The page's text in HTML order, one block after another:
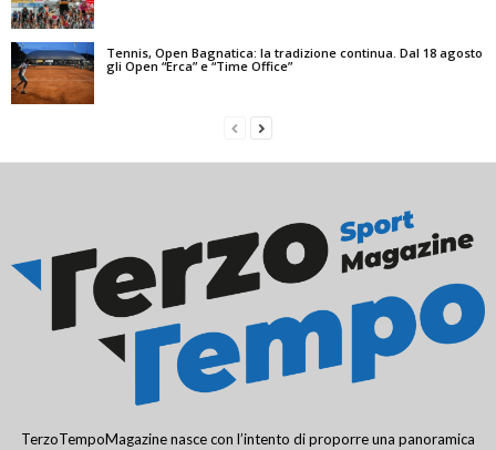
Tennis, Open Bagnatica: la tradizione continua. Dal 18 agosto
gli Open “Erca” e “Time Office”
TerzoTempoMagazine nasce con l’intento di proporre una panoramica